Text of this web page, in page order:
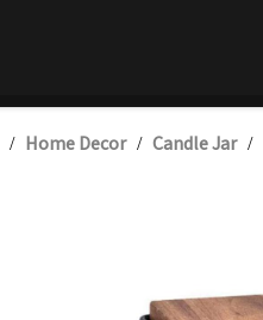
/ Home Decor / Candle Jar /